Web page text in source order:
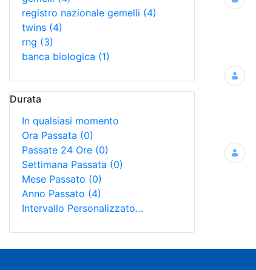
registro nazionale gemelli (4)
twins (4)
rng (3)
banca biologica (1)
Durata
In qualsiasi momento
Ora Passata (0)
Passate 24 Ore (0)
Settimana Passata (0)
Mese Passato (0)
Anno Passato (4)
Intervallo Personalizzato…